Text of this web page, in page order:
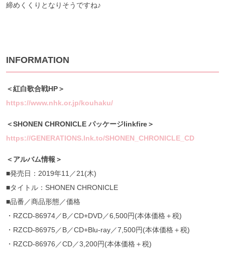
締めくくりとなりそうですね♪
INFORMATION
＜紅白歌合戦HP＞
https://www.nhk.or.jp/kouhaku/
＜SHONEN CHRONICLE パッケージlinkfire＞
https://GENERATIONS.lnk.to/SHONEN_CHRONICLE_CD
＜アルバム情報＞
■発売日：2019年11／21(木)
■タイトル：SHONEN CHRONICLE
■品番／商品形態／価格
・RZCD-86974／B／CD+DVD／6,500円(本体価格＋税)
・RZCD-86975／B／CD+Blu-ray／7,500円(本体価格＋税)
・RZCD-86976／CD／3,200円(本体価格＋税)